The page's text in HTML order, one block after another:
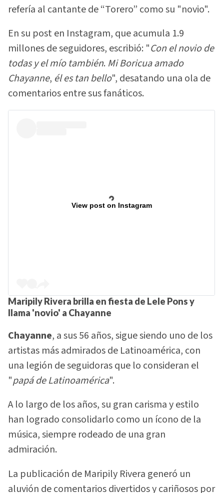
refería al cantante de “Torero” como su "novio".
En su post en Instagram, que acumula 1.9
millones de seguidores, escribió: "Con el novio de
todas y el mío también. Mi Boricua amado
Chayanne, él es tan bello", desatando una ola de
comentarios entre sus fanáticos.
View post on Instagram
Maripily Rivera brilla en fiesta de Lele Pons y
llama 'novio' a Chayanne
Chayanne, a sus 56 años, sigue siendo uno de los
artistas más admirados de Latinoamérica, con
una legión de seguidoras que lo consideran el
"papá de Latinoamérica".
A lo largo de los años, su gran carisma y estilo
han logrado consolidarlo como un ícono de la
música, siempre rodeado de una gran
admiración.
La publicación de Maripily Rivera generó un
aluvión de comentarios divertidos y cariñosos por